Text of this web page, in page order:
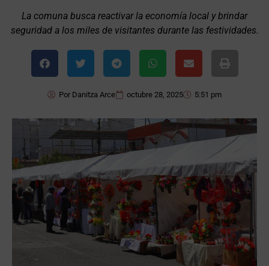
La comuna busca reactivar la economía local y brindar
seguridad a los miles de visitantes durante las festividades.
Por Danitza Arce octubre 28, 2025 5:51 pm